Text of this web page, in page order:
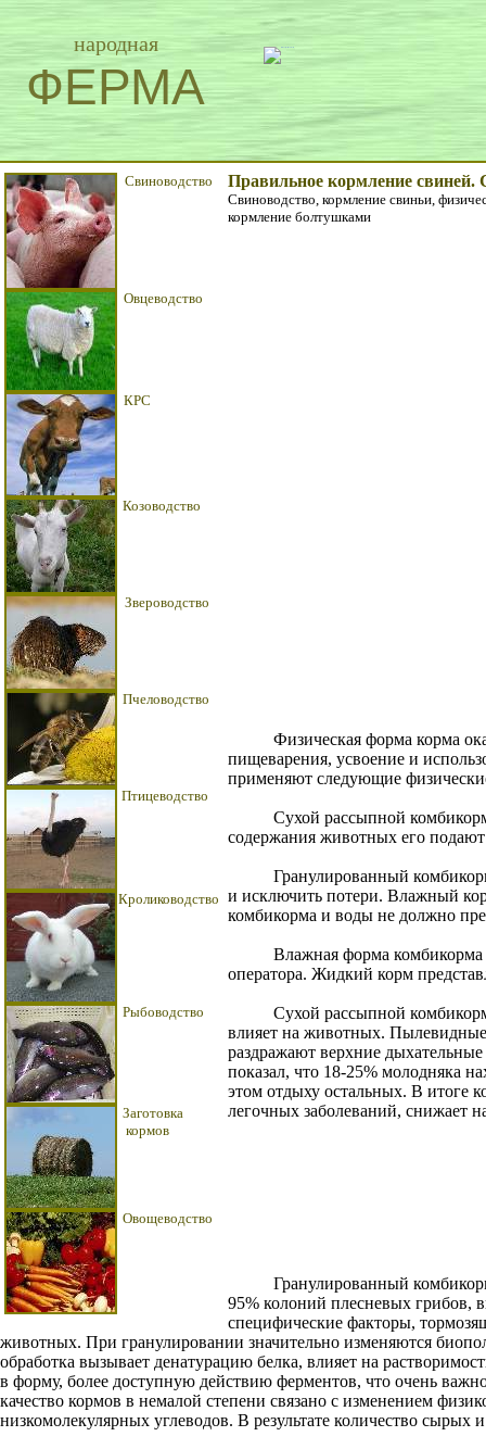
народная
ФЕРМА
Свиноводство
Овцеводство
КРС
Козоводство
Звероводство
Пчеловодство
Птицеводство
Кролиководство
Рыбоводство
Заготовка
кормов
Овощеводство
Правильное кормление
Свиноводство, кормление свиньи,
кормление болтушками
Физическая форма корма
пищеварения, усвоение и
применяют следующие
Сухой рассыпной комбикорм
содержания животных его
Гранулированный комбикорм
и исключить потери. Влажный
комбикорма и воды не должно
Влажная форма комбикорма
оператора. Жидкий корм
Сухой рассыпной комбикорм
влияет на животных. Пылевидные
раздражают верхние
показал, что 18-25% молодняка
этом отдыху остальных. В итоге
легочных заболеваний, снижает
Гранулированный комбикорм
95% колоний плесневых грибов,
специфические факторы,
животных. При гранулировании значительно изменяются
обработка вызывает денатурацию белка, влияет на
в форму, более доступную действию ферментов, что очень
качество кормов в немалой степени связано с изменением
низкомолекулярных углеводов. В результате количество